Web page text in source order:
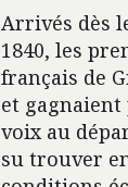
Arrivés dès
1840, les
français de
et gagnaient
voix au
su trouver